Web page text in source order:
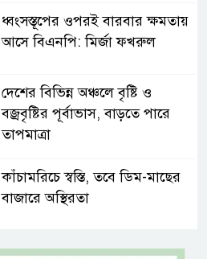
ধ্বংসস্তূপের ওপরই বারবার ক্ষমতায়
আসে বিএনপি: মির্জা ফখরুল
দেশের বিভিন্ন অঞ্চলে বৃষ্টি ও
বজ্রবৃষ্টির পূর্বাভাস, বাড়তে পারে
তাপমাত্রা
কাঁচামরিচে স্বস্তি, তবে ডিম-মাছের
বাজারে অস্থিরতা
সড়কে একদিনে প্রাণ গেল ১৬